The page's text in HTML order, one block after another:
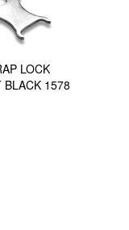
LOCK
BLACK 1578